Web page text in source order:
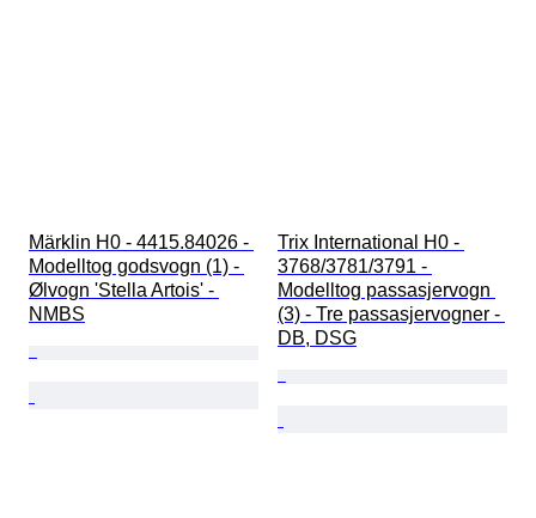
Märklin H0 - 4415.84026 -
Modelltog godsvogn (1) -
Ølvogn 'Stella Artois' -
NMBS
Trix International H0 -
3768/3781/3791 -
Modelltog passasjervogn
(3) - Tre passasjervogner -
DB, DSG